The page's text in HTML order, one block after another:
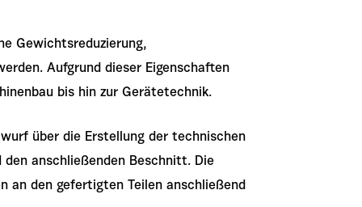
Gewichtsreduzierung,
Aufgrund dieser Eigenschaften
bis hin zur Gerätetechnik.
über die Erstellung der technischen
den anschließenden Beschnitt. Die
an den gefertigten Teilen anschließend